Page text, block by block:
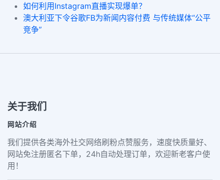
如何利用Instagram直播实现爆单？
澳大利亚下令谷歌FB为新闻内容付费 与传统媒体“公平
竞争”
关于我们
网站介绍
我们提供各类海外社交网络刷粉点赞服务，速度快质量好、
网站免注册匿名下单，24h自动处理订单，欢迎新老客户使
用！